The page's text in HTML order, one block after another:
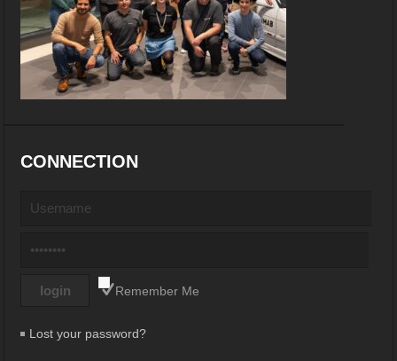
CONNECTION
Remember Me
Lost your password?